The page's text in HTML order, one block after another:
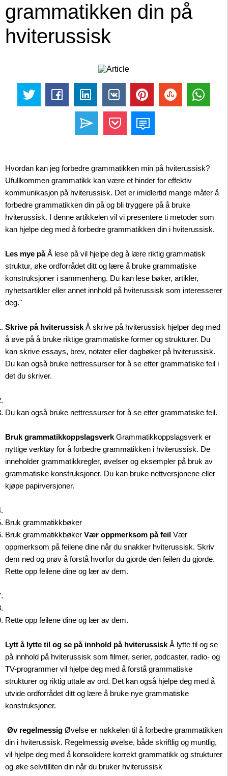
grammatikken din på
hviterussisk
Hvordan kan jeg forbedre grammatikken min på hviterussisk?
Ufullkommen grammatikk kan være et hinder for effektiv
kommunikasjon på hviterussisk. Det er imidlertid mange måter å
forbedre grammatikken din på og bli tryggere på å bruke
hviterussisk. I denne artikkelen vil vi presentere ti metoder som
kan hjelpe deg med å forbedre grammatikken din i hviterussisk.
Les mye påÅ lese på vil hjelpe deg å lære riktig grammatisk
struktur, øke ordforrådet ditt og lære å bruke grammatiske
konstruksjoner i sammenheng. Du kan lese bøker, artikler,
nyhetsartikler eller annet innhold på hviterussisk som interesserer
deg."
Skrive på hviterussisk Å skrive på hviterussisk hjelper deg med
å øve på å bruke riktige grammatiske former og strukturer. Du
kan skrive essays, brev, notater eller dagbøker på hviterussisk.
Du kan også bruke nettressurser for å se etter grammatiske feil i
det du skriver.
Du kan også bruke nettressurser for å se etter grammatiske feil.
Bruk grammatikkoppslagsverk Grammatikkoppslagsverk er
nyttige verktøy for å forbedre grammatikken i hviterussisk. De
inneholder grammatikkregler, øvelser og eksempler på bruk av
grammatiske konstruksjoner. Du kan bruke nettversjonene eller
kjøpe papirversjoner.
Bruk grammatikkbøker
Bruk grammatikkbøker Vær oppmerksom på feil Vær
oppmerksom på feilene dine når du snakker hviterussisk. Skriv
dem ned og prøv å forstå hvorfor du gjorde den feilen du gjorde.
Rette opp feilene dine og lær av dem.
Rette opp feilene dine og lær av dem.
Lytt å lytte til og se på innhold på hviterussisk Å lytte til og se
på innhold på hviterussisk som filmer, serier, podcaster, radio- og
TV-programmer vil hjelpe deg med å forstå grammatiske
strukturer og riktig uttale av ord. Det kan også hjelpe deg med å
utvide ordforrådet ditt og lære å bruke nye grammatiske
konstruksjoner.
Øv regelmessig Øvelse er nøkkelen til å forbedre grammatikken
din i hviterussisk. Regelmessig øvelse, både skriftlig og muntlig,
vil hjelpe deg med å konsolidere korrekt grammatikk og strukturer
og øke selvtilliten din når du bruker hviterussisk